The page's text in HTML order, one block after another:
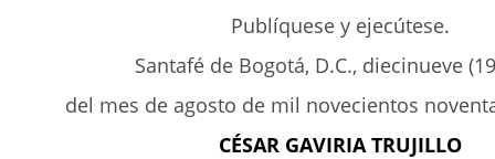
Publíquese y ejecútese.
Santafé de Bogotá, D.C., diecinueve
del mes de agosto de mil novecientos
CÉSAR GAVIRIA TRUJILLO